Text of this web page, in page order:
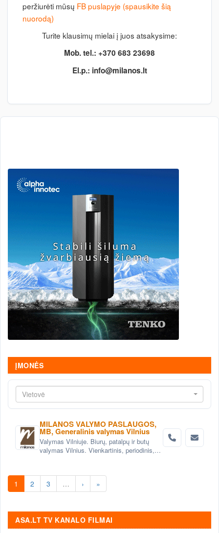
peržiurėti mūsų FB puslapyje (spausikite šią
nuorodą)
Turite klausimų mielai į juos atsakysime:
Mob. tel.: +370 683 23698
El.p.: info@milanos.lt
ĮMONĖS
Vietovė
MILANOS VALYMO PASLAUGOS,
MB, Generalinis valymas Vilnius
Valymas Vilniuje. Biurų, patalpų ir butų
valymas Vilnius. Vienkartinis, periodinis,
1 2 3 … › »
ASA.LT TV KANALO FILMAI